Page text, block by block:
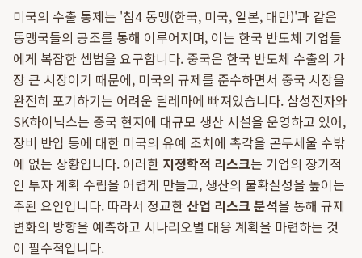
미국의 수출 통제는 '칩4 동맹(한국, 미국, 일본, 대만)'과 같은
동맹국들의 공조를 통해 이루어지며, 이는 한국 반도체 기업들
에게 복잡한 셈법을 요구합니다. 중국은 한국 반도체 수출의 가
장 큰 시장이기 때문에, 미국의 규제를 준수하면서 중국 시장을
완전히 포기하기는 어려운 딜레마에 빠져있습니다. 삼성전자와
SK하이닉스는 중국 현지에 대규모 생산 시설을 운영하고 있어,
장비 반입 등에 대한 미국의 유예 조치에 촉각을 곤두세울 수밖
에 없는 상황입니다. 이러한 지정학적 리스크는 기업의 장기적
인 투자 계획 수립을 어렵게 만들고, 생산의 불확실성을 높이는
주된 요인입니다. 따라서 정교한 산업 리스크 분석을 통해 규제
변화의 방향을 예측하고 시나리오별 대응 계획을 마련하는 것
이 필수적입니다.